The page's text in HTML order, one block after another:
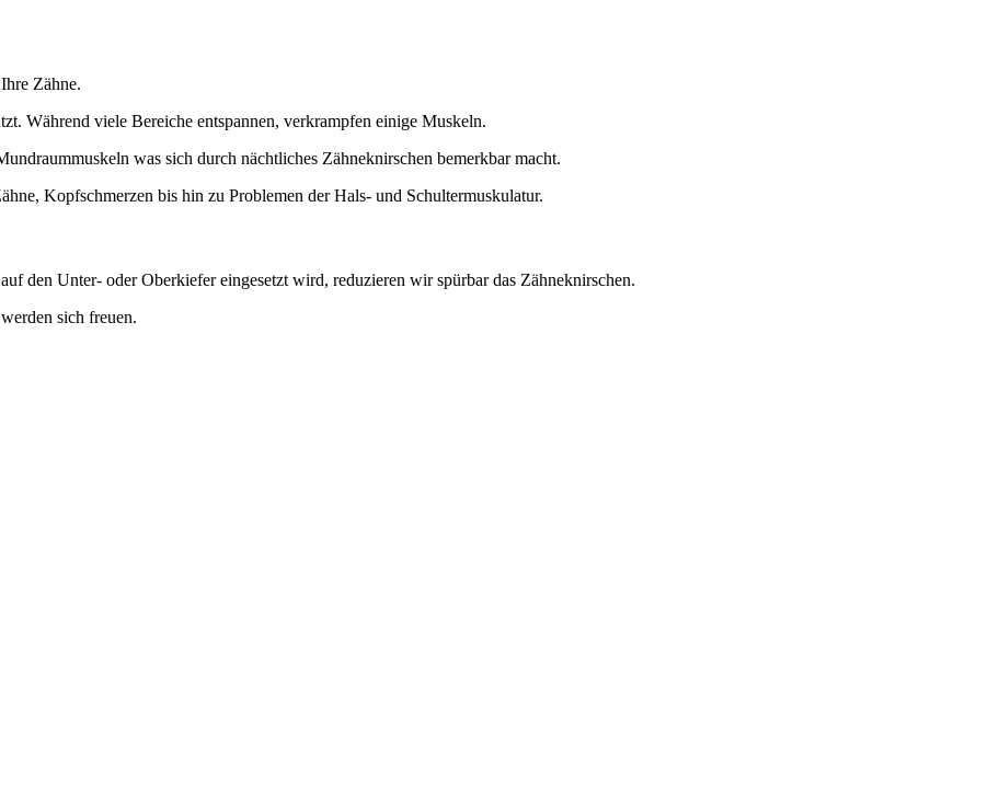
Zähne.
Während viele Bereiche entspannen, verkrampfen einige Muskeln.
was sich durch nächtliches Zähneknirschen bemerkbar macht.
Kopfschmerzen bis hin zu Problemen der Hals- und Schultermuskulatur.
den Unter- oder Oberkiefer eingesetzt wird, reduzieren wir spürbar das Zähneknirschen.
sich freuen.